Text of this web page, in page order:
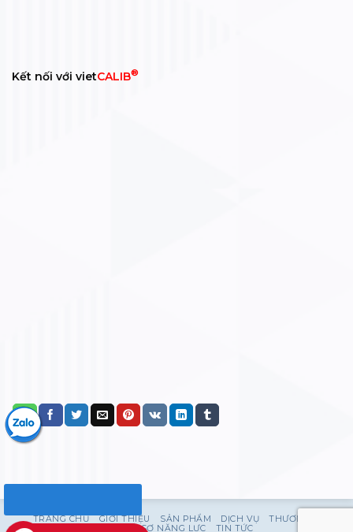
Kết nối với vietCALIB®
TRANG CHỦ GIỚI THIỆU SẢN PHẨM DỊCH VỤ
THƯƠNG HIỆU
HỒ SƠ NĂNG LỰC
TIN TỨC